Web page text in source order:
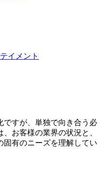
イメント
ですが、単独で向き合う必
お客様の業界の状況と、
固有のニーズを理解してい